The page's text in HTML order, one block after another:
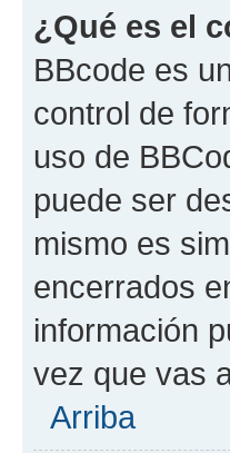
¿Qué es el
BBcode es
control de
uso de
puede ser
mismo es
encerrados
información
vez que vas
Arriba